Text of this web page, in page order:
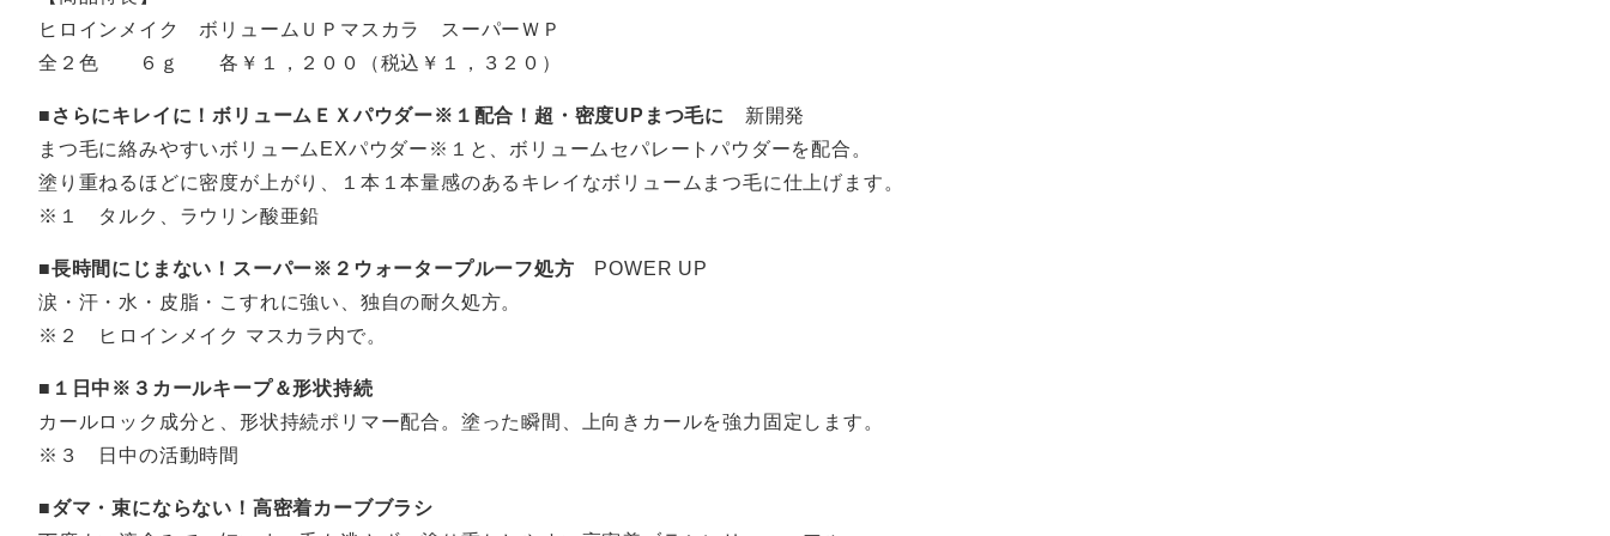
ヒロインメイク ボリュームＵＰマスカラ スーパーＷＰ
全２色 ６ｇ 各￥１，２００（税込￥１，３２０）
■さらにキレイに！ボリュームＥＸパウダー※１配合！超・密度UPまつ毛に 新開発
まつ毛に絡みやすいボリュームEXパウダー※１と、ボリュームセパレートパウダーを配合。
塗り重ねるほどに密度が上がり、１本１本量感のあるキレイなボリュームまつ毛に仕上げます。
※１ タルク、ラウリン酸亜鉛
■長時間にじまない！スーパー※２ウォータープルーフ処方 POWER UP
涙・汗・水・皮脂・こすれに強い、独自の耐久処方。
※２ ヒロインメイク マスカラ内で。
■１日中※３カールキープ＆形状持続
カールロック成分と、形状持続ポリマー配合。塗った瞬間、上向きカールを強力固定します。
※３ 日中の活動時間
■ダマ・束にならない！高密着カーブブラシ